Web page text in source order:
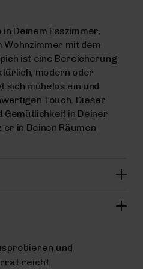
Deinem Esszimmer,
Wohnzimmer mit dem
ist eine Bereicherung
modern oder
sich mühelos ein und
Touch. Dieser
in Deiner
in Deinen Räumen
und
reicht.